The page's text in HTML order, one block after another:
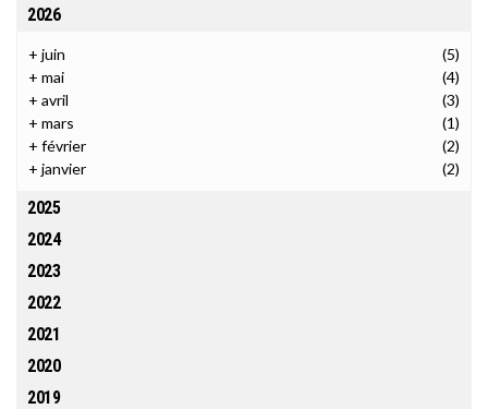
2026
+ juin
(5)
+ mai
(4)
+ avril
(3)
+ mars
(1)
+ février
(2)
+ janvier (2)
2025
2024
2023
2022
2021
2020
2019